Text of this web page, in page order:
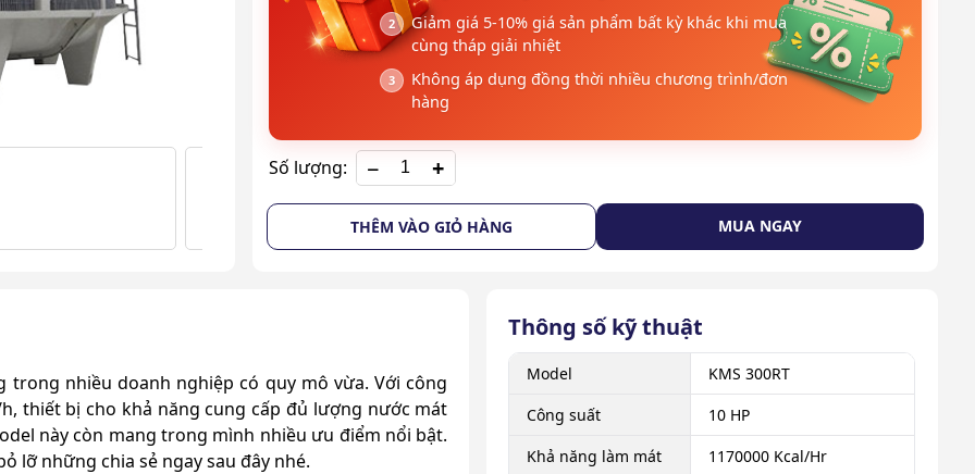
Giảm giá 5-10% giá sản phẩm bất kỳ khác khi mua
cùng tháp giải nhiệt
Không áp dụng đồng thời nhiều chương trình/đơn
hàng
Số lượng: +
THÊM VÀO GIỎ HÀNG MUA NGAY
nhiều doanh nghiệp có quy mô vừa. Với công
thiết bị cho khả năng cung cấp đủ lượng nước mát
này còn mang trong mình nhiều ưu điểm nổi bật.
lỡ những chia sẻ ngay sau đây nhé.
Thông số kỹ thuật
Model
KMS 300RT
Công suất
10 HP
Khả năng làm mát
1170000 Kcal/Hr